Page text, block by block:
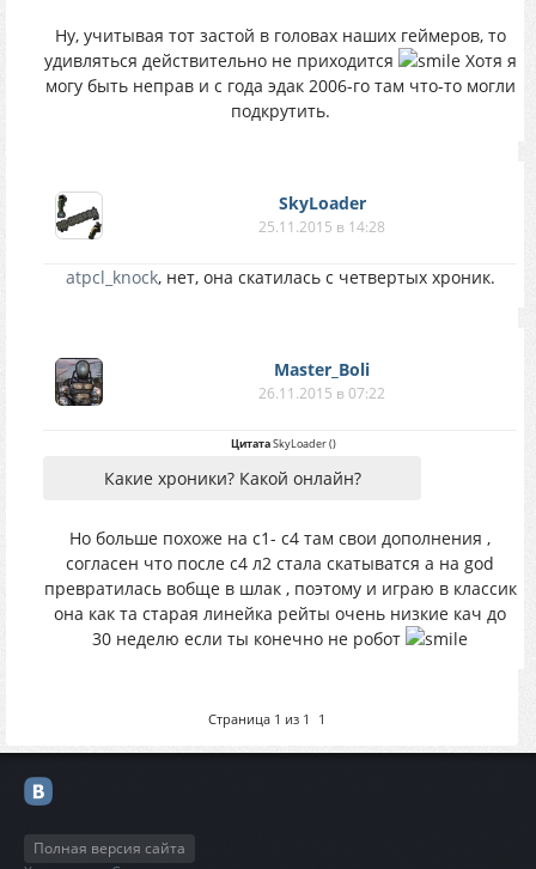
Ну, учитывая тот застой в головах наших геймеров, то
удивляться действительно не приходится
Хотя я
могу быть неправ и с года эдак 2006-го там что-то могли
подкрутить.
SkyLoader
25.11.2015 в 14:28
atpcl_knock, нет, она скатилась с четвертых хроник.
Master_Boli
26.11.2015 в 07:22
ЦитатаSkyLoader()
Какие хроники? Какой онлайн?
Но больше похоже на с1- с4 там свои дополнения ,
согласен что после с4 л2 стала скатыватся а на god
превратилась вобще в шлак , поэтому и играю в классик
она как та старая линейка рейты очень низкие кач до
30 неделю если ты конечно не робот
Страница 1 из 1 1
Полная версия сайта